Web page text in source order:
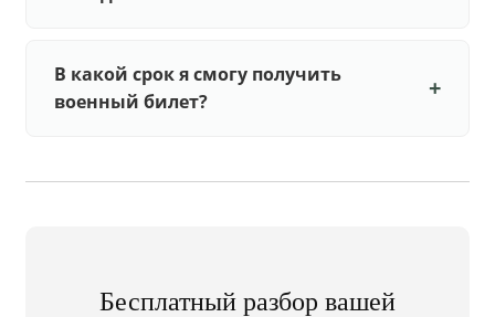
В какой срок я смогу получить
военный билет?
Бесплатный разбор вашей